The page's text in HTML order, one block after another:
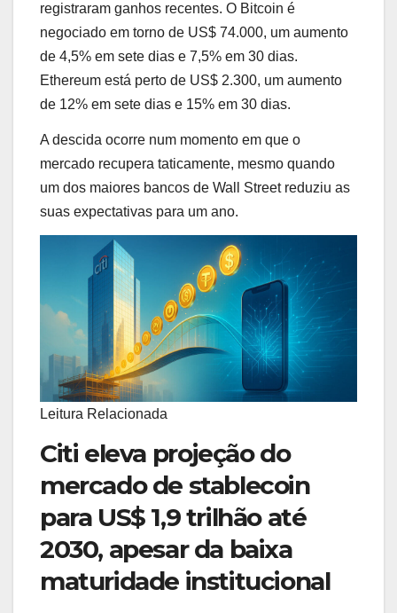
registraram ganhos recentes. O Bitcoin é
negociado em torno de US$ 74.000, um aumento
de 4,5% em sete dias e 7,5% em 30 dias.
Ethereum está perto de US$ 2.300, um aumento
de 12% em sete dias e 15% em 30 dias.
A descida ocorre num momento em que o
mercado recupera taticamente, mesmo quando
um dos maiores bancos de Wall Street reduziu as
suas expectativas para um ano.
Leitura Relacionada
Citi eleva projeção do
mercado de stablecoin
para US$ 1,9 trilhão até
2030, apesar da baixa
maturidade institucional